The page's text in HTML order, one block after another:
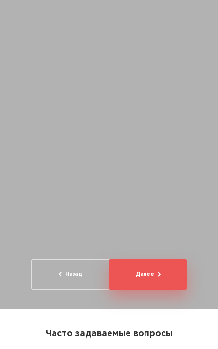
Назад Далее
Часто задаваемые вопросы